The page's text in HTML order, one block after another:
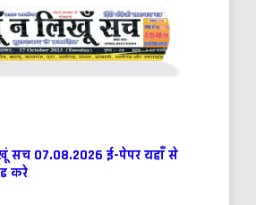
सच 07.08.2026 ई-पेपर यहाँ से
करे